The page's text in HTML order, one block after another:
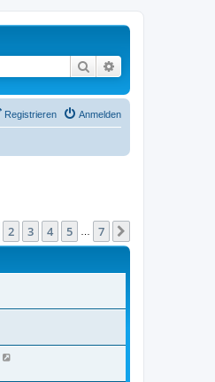
Suche
Anmelden
Registrieren
von7
2 3 4 5 7